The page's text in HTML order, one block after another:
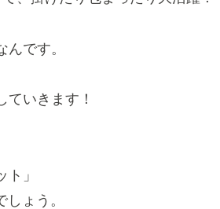
です。
いきます！
」
ょう。